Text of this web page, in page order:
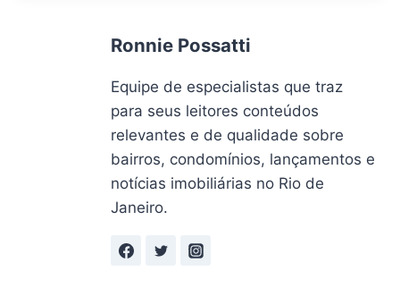
Ronnie Possatti
Equipe de especialistas que traz
para seus leitores conteúdos
relevantes e de qualidade sobre
bairros, condomínios, lançamentos e
notícias imobiliárias no Rio de
Janeiro.